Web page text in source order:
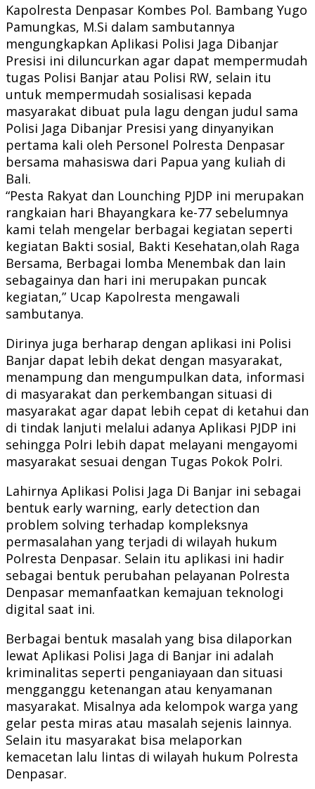
Kapolresta Denpasar Kombes Pol. Bambang Yugo
Pamungkas, M.Si dalam sambutannya
mengungkapkan Aplikasi Polisi Jaga Dibanjar
Presisi ini diluncurkan agar dapat mempermudah
tugas Polisi Banjar atau Polisi RW, selain itu
untuk mempermudah sosialisasi kepada
masyarakat dibuat pula lagu dengan judul sama
Polisi Jaga Dibanjar Presisi yang dinyanyikan
pertama kali oleh Personel Polresta Denpasar
bersama mahasiswa dari Papua yang kuliah di
Bali.
“Pesta Rakyat dan Lounching PJDP ini merupakan
rangkaian hari Bhayangkara ke-77 sebelumnya
kami telah mengelar berbagai kegiatan seperti
kegiatan Bakti sosial, Bakti Kesehatan,olah Raga
Bersama, Berbagai lomba Menembak dan lain
sebagainya dan hari ini merupakan puncak
kegiatan,” Ucap Kapolresta mengawali
sambutanya.
Dirinya juga berharap dengan aplikasi ini Polisi
Banjar dapat lebih dekat dengan masyarakat,
menampung dan mengumpulkan data, informasi
di masyarakat dan perkembangan situasi di
masyarakat agar dapat lebih cepat di ketahui dan
di tindak lanjuti melalui adanya Aplikasi PJDP ini
sehingga Polri lebih dapat melayani mengayomi
masyarakat sesuai dengan Tugas Pokok Polri.
Lahirnya Aplikasi Polisi Jaga Di Banjar ini sebagai
bentuk early warning, early detection dan
problem solving terhadap kompleksnya
permasalahan yang terjadi di wilayah hukum
Polresta Denpasar. Selain itu aplikasi ini hadir
sebagai bentuk perubahan pelayanan Polresta
Denpasar memanfaatkan kemajuan teknologi
digital saat ini.
Berbagai bentuk masalah yang bisa dilaporkan
lewat Aplikasi Polisi Jaga di Banjar ini adalah
kriminalitas seperti penganiayaan dan situasi
mengganggu ketenangan atau kenyamanan
masyarakat. Misalnya ada kelompok warga yang
gelar pesta miras atau masalah sejenis lainnya.
Selain itu masyarakat bisa melaporkan
kemacetan lalu lintas di wilayah hukum Polresta
Denpasar.